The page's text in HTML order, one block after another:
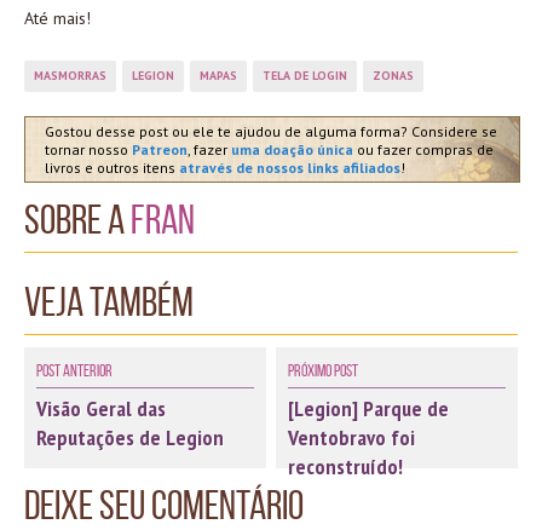
Até mais!
MASMORRAS LEGION MAPAS TELA DE LOGIN ZONAS
Gostou desse post ou ele te ajudou de alguma forma? Considere se
tornar nosso Patreon, fazer uma doação única ou fazer compras de
livros e outros itens através de nossos links afiliados!
Sobre aFran
Veja também
Post Anterior
Visão Geral das
Reputações de Legion
Próximo Post
[Legion] Parque de
Ventobravo foi
reconstruído!
Deixe seu comentário